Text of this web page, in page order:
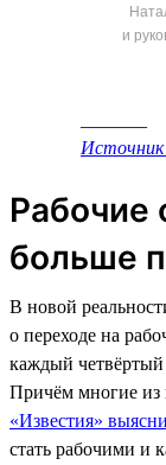
и
Рабочие
больше
В новой
о переходе на
каждый четвёртый
Причём многие из
«Известия»
стать рабочими и